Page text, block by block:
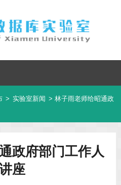
> 实验室新闻 > 林子雨老师给昭通政
政府部门工作人
座